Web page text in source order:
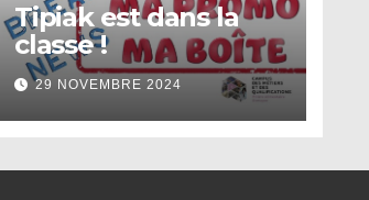
Tipiak est dans la
classe !
29 NOVEMBRE 2024